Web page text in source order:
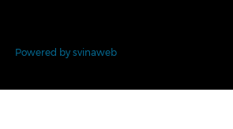
Powered by svinaweb